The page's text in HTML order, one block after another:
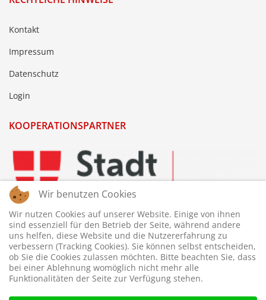
Kontakt
Impressum
Datenschutz
Login
KOOPERATIONSPARTNER
Wir benutzen Cookies
Wir nutzen Cookies auf unserer Website. Einige von ihnen
sind essenziell für den Betrieb der Seite, während andere
uns helfen, diese Website und die Nutzererfahrung zu
verbessern (Tracking Cookies). Sie können selbst entscheiden,
ob Sie die Cookies zulassen möchten. Bitte beachten Sie, dass
bei einer Ablehnung womöglich nicht mehr alle
Funktionalitäten der Seite zur Verfügung stehen.